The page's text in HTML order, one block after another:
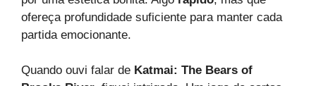
ofereça profundidade suficiente para manter cada
partida emocionante.
Quando ouvi falar de Katmai: The Bears of